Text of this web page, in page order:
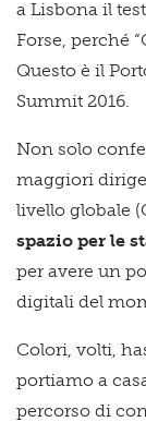
a Lisbona il
Forse, perché
Questo è il
Summit 2016.
Non solo
maggiori
livello globale
spazio per le
per avere un
digitali del
Colori, volti,
portiamo a
percorso di